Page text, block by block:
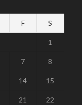
F S
1
7 8
14 15
21 22